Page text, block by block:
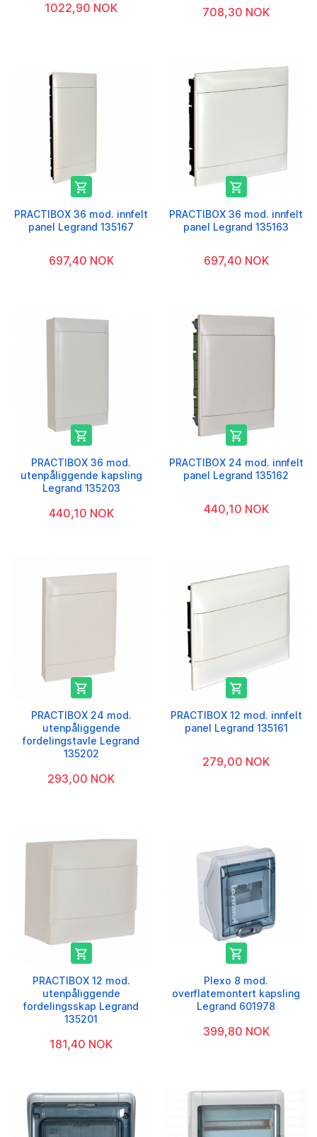
1022,90 NOK 708,30 NOK

PRACTIBOX 36 mod. innfelt
panel Legrand 135167
697,40 NOK

PRACTIBOX 36 mod. innfelt
panel Legrand 135163
697,40 NOK

PRACTIBOX 36 mod.
utenpåliggende kapsling
Legrand 135203
440,10 NOK

PRACTIBOX 24 mod. innfelt
panel Legrand 135162
440,10 NOK

PRACTIBOX 24 mod.
utenpåliggende
fordelingstavle Legrand
135202
293,00 NOK

PRACTIBOX 12 mod. innfelt
panel Legrand 135161
279,00 NOK

PRACTIBOX 12 mod.
utenpåliggende
fordelingsskap Legrand
135201
181,40 NOK

Plexo 8 mod.
overflatemontert kapsling
Legrand 601978
399,80 NOK